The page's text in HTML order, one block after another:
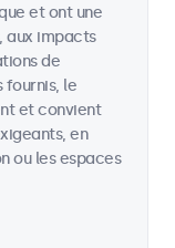
et ont une
aux impacts
de
fournis, le
et convient
en
ou les espaces